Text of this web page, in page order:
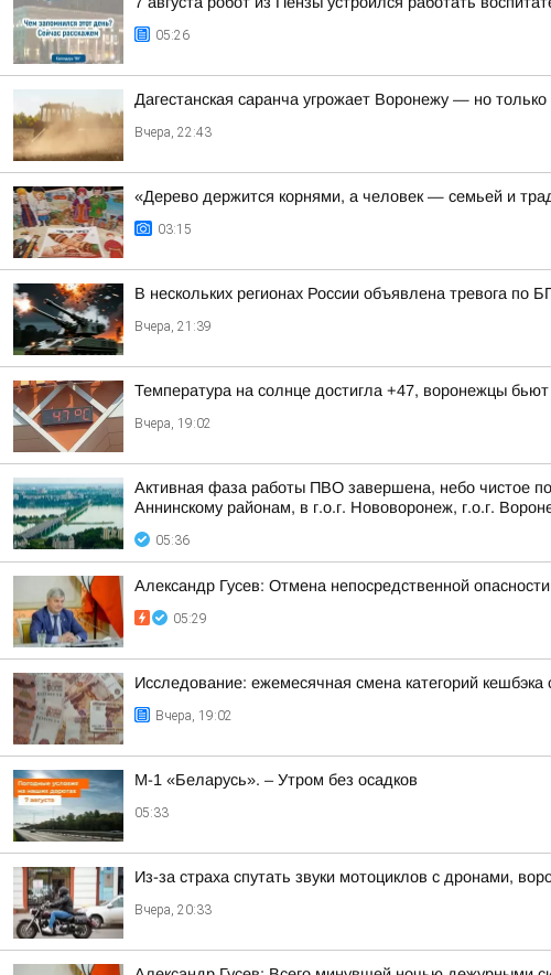
05:26
Дагестанская саранча угрожает Воронежу — но
Вчера, 22:43
«Дерево держится корнями, а человек — семьей и
03:15
В нескольких регионах России объявлена тревога
Вчера, 21:39
Температура на солнце достигла +47, воронежцы бьют
Вчера, 19:02
Активная фаза работы ПВО завершена, небо чистое
Аннинскому районам, в г.о.г. Нововоронеж, г.о.г.
05:36
Александр Гусев: Отмена непосредственной
05:29
Исследование: ежемесячная смена категорий кешбэка
Вчера, 19:02
М-1 «Беларусь». – Утром без осадков
05:33
Из-за страха спутать звуки мотоциклов с дронами,
Вчера, 20:33